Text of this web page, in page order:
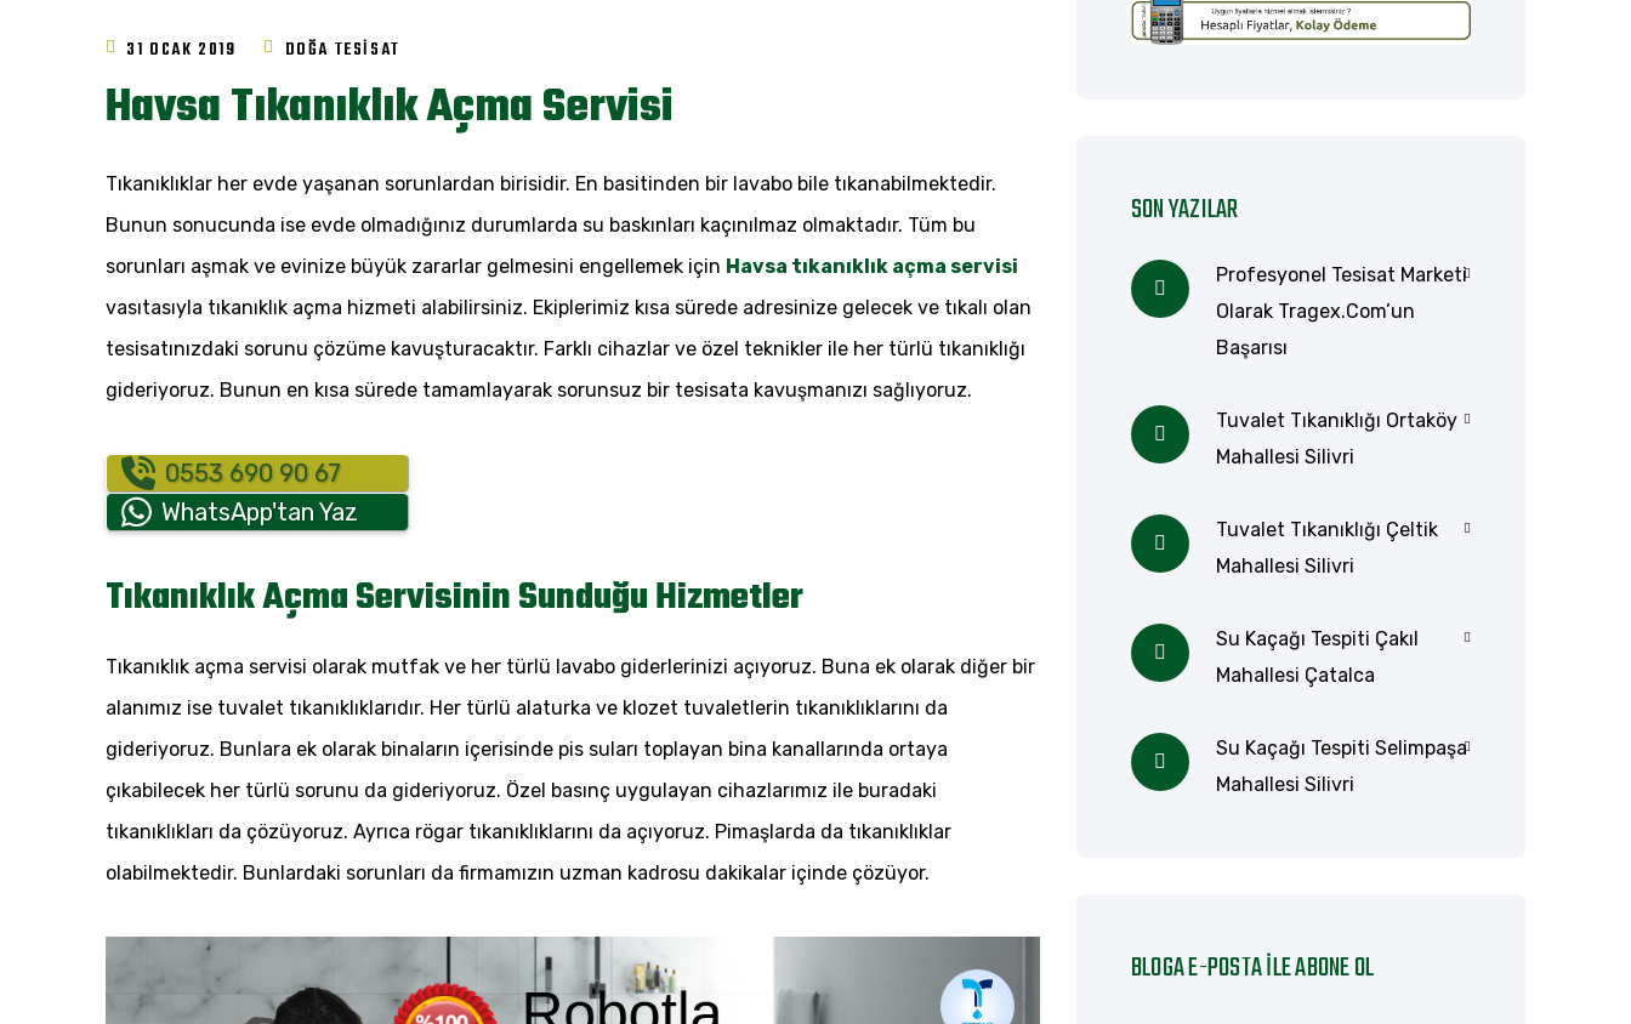
31 OCAK 2019 DOĞA TESISAT
Havsa Tıkanıklık Açma Servisi
Tıkanıklıklar her evde yaşanan sorunlardan birisidir. En basitinden bir lavabo bile tıkanabilmektedir.
Bunun sonucunda ise evde olmadığınız durumlarda su baskınları kaçınılmaz olmaktadır. Tüm bu
sorunları aşmak ve evinize büyük zararlar gelmesini engellemek için Havsa tıkanıklık açma servisi
vasıtasıyla tıkanıklık açma hizmeti alabilirsiniz. Ekiplerimiz kısa sürede adresinize gelecek ve tıkalı olan
tesisatınızdaki sorunu çözüme kavuşturacaktır. Farklı cihazlar ve özel teknikler ile her türlü tıkanıklığı
gideriyoruz. Bunun en kısa sürede tamamlayarak sorunsuz bir tesisata kavuşmanızı sağlıyoruz.
0553 690 90 67
WhatsApp'tan Yaz
Tıkanıklık Açma Servisinin Sunduğu Hizmetler
Tıkanıklık açma servisi olarak mutfak ve her türlü lavabo giderlerinizi açıyoruz. Buna ek olarak diğer bir
alanımız ise tuvalet tıkanıklıklarıdır. Her türlü alaturka ve klozet tuvaletlerin tıkanıklıklarını da
gideriyoruz. Bunlara ek olarak binaların içerisinde pis suları toplayan bina kanallarında ortaya
çıkabilecek her türlü sorunu da gideriyoruz. Özel basınç uygulayan cihazlarımız ile buradaki
tıkanıklıkları da çözüyoruz. Ayrıca rögar tıkanıklıklarını da açıyoruz. Pimaşlarda da tıkanıklıklar
olabilmektedir. Bunlardaki sorunları da firmamızın uzman kadrosu dakikalar içinde çözüyor.
SON YAZILAR
Profesyonel Tesisat Marketi
Olarak Tragex.com’un
Başarısı
Tuvalet Tıkanıklığı Ortaköy
Mahallesi Silivri
Tuvalet Tıkanıklığı Çeltik
Mahallesi Silivri
Su Kaçağı Tespiti Çakıl
Mahallesi Çatalca
Su Kaçağı Tespiti Selimpaşa
Mahallesi Silivri
BLOGA E-POSTA ILE ABONE OL